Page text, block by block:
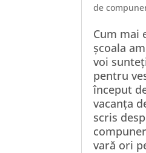
de
Cum mai
școala
voi
pentru
început
vacanța
scris
vară ori